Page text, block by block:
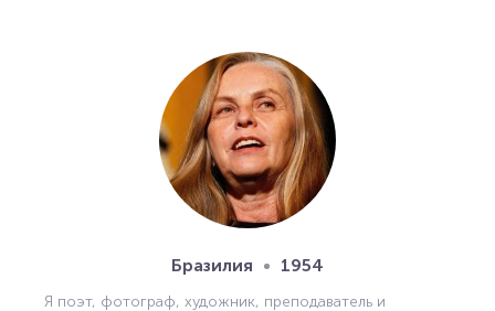
Бразилия 1954
Я поэт, фотограф, художник, преподаватель и